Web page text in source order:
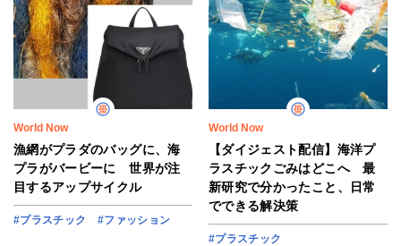
World Now
漁網がプラダのバッグに、海
プラがバービーに 世界が注
目するアップサイクル
#プラスチック #ファッション
World Now
【ダイジェスト配信】海洋プ
ラスチックごみはどこへ 最
新研究で分かったこと、日常
でできる解決策
#プラスチック